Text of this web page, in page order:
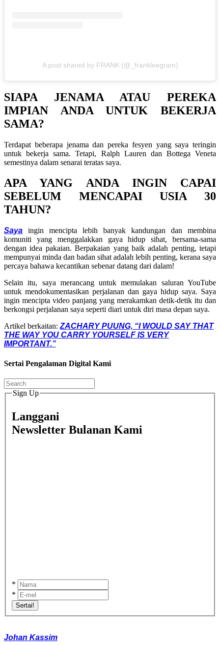
A post shared by FRANK (@_frankleegram)
SIAPA JENAMA ATAU PEREKA
IMPIAN ANDA UNTUK BEKERJA
SAMA?
Terdapat beberapa jenama dan pereka fesyen yang saya teringin
untuk bekerja sama. Tetapi, Ralph Lauren dan Bottega Veneta
semestinya dalam senarai teratas saya.
APA YANG ANDA INGIN CAPAI
SEBELUM MENCAPAI USIA 30
TAHUN?
Saya ingin mencipta lebih banyak kandungan dan membina
komuniti yang menggalakkan gaya hidup sihat, bersama-sama
dengan idea pakaian. Berpakaian yang baik adalah penting, tetapi
mempunyai minda dan badan sihat adalah lebih penting, kerana saya
percaya bahawa kecantikan sebenar datang dari dalam!
Selain itu, saya merancang untuk memulakan saluran YouTube
untuk mendokumentasikan perjalanan dan gaya hidup saya. Saya
ingin mencipta video panjang yang merakamkan detik-detik itu dan
berkongsi perjalanan saya seperti diari untuk diri masa depan saya.
Artikel berkaitan: ZACHARY PUUNG, “I WOULD SAY THAT
THE WAY YOU CARRY YOURSELF IS VERY
IMPORTANT.”
Sertai Pengalaman Digital Kami
Sign Up
Langgani
Newsletter Bulanan Kami
*
*
Sertai!
Johan Kassim